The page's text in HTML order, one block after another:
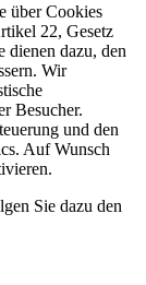
über Cookies
22, Gesetz
dienen dazu, den
Wir
Besucher.
und den
Auf Wunsch
Sie dazu den